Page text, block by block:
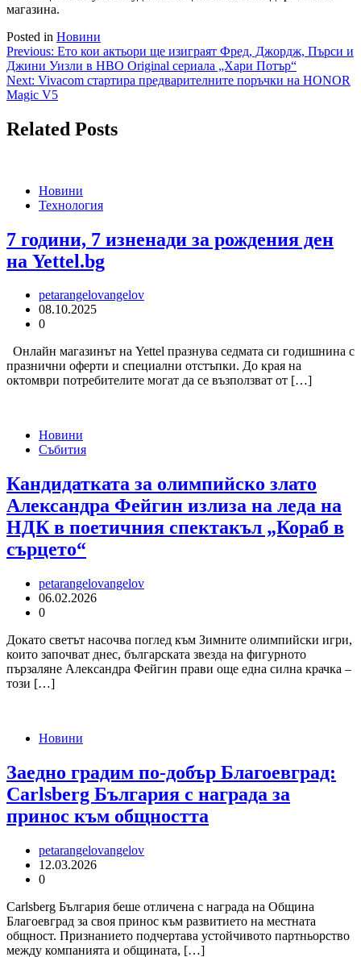
магазина.
Posted in Новини
Навигация
Previous: Ето кои актьори ще изиграят Фред, Джордж, Пърси и
Джини Уизли в HBO Original сериала „Хари Потър“
Next: Vivacom стартира предварителните поръчки на HONOR
Magic V5
Related Posts
Новини
Технология
7 години, 7 изненади за рождения ден
на Yettel.bg
petarangelovangelov
08.10.2025
0
Онлайн магазинът на Yettel празнува седмата си годишнина с
празнични оферти и специални отстъпки. До края на
октомври потребителите могат да се възползват от […]
Новини
Събития
Кандидатката за олимпийско злато
Александра Фейгин излиза на леда на
НДК в поетичния спектакъл „Кораб в
сърцето“
petarangelovangelov
06.02.2026
0
Докато светът насочва поглед към Зимните олимпийски игри,
които започват днес, българската звезда на фигурното
пързаляне Александра Фейгин прави още една силна крачка –
този […]
Новини
Заедно градим по-добър Благоевград:
Carlsberg България с награда за
принос към общността
petarangelovangelov
12.03.2026
0
Carlsberg България беше отличена с награда на Община
Благоевград за своя принос към развитието на местната
общност. Признанието подчертава устойчивото партньорство
между компанията и общината, […]